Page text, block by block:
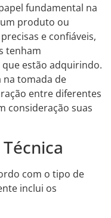
fundamental na
produto ou
e confiáveis,
tenham
estão adquirindo.
na tomada de
entre diferentes
consideração suas
com o tipo de
inclui os